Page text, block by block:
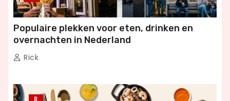
Populaire plekken voor eten, drinken en
overnachten in Nederland
Rick
B